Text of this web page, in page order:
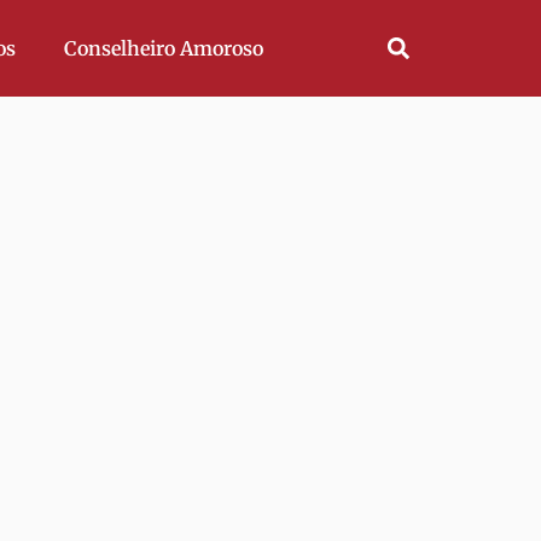
Conselheiro Amoroso